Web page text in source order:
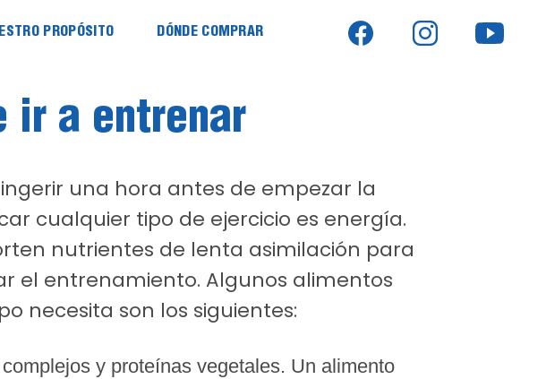
PROPÓSITO DÓNDE COMPRAR
ir a entrenar
una hora antes de empezar la
cualquier tipo de ejercicio es energía.
nutrientes de lenta asimilación para
el entrenamiento. Algunos alimentos
necesita son los siguientes:
y proteínas vegetales. Un alimento